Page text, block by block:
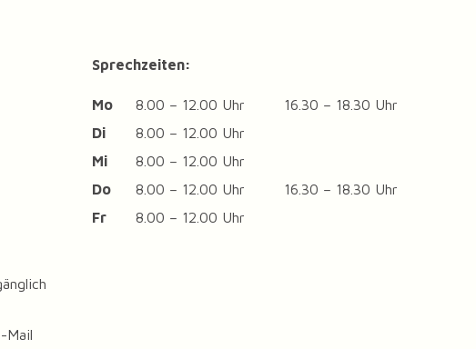
Mail
Sprechzeiten:
Mo 8.00 – 12.00 Uhr
16.30 – 18.30 Uhr
Di
8.00 – 12.00 Uhr
Mi
8.00 – 12.00 Uhr
Do
8.00 – 12.00 Uhr
16.30 – 18.30 Uhr
Fr
8.00 – 12.00 Uhr